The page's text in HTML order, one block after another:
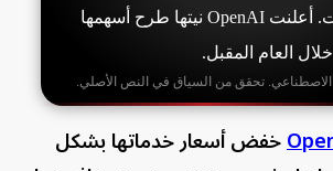
بعملاء الشركات. أعلنت OpenAI نيتها طرح أسهمها
العام المقبل.
تحقق من السياق في النص الأصلي.
خفض أسعار خدماتها بشكل